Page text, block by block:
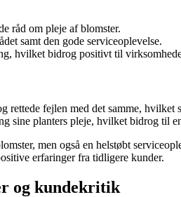
råd om pleje af blomster.
samt den gode serviceoplevelse.
hvilket bidrog positivt til
fejlen med det samme, hvilket
sine planters pleje, hvilket bidrog til
men også en helstøbt
erfaringer fra tidligere kunder.
og kundekritik